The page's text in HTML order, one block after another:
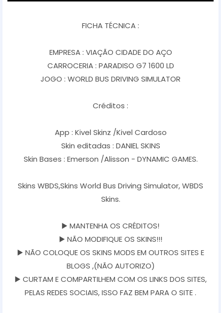
FICHA TÉCNICA :
EMPRESA : VIAÇÃO CIDADE DO AÇO
CARROCERIA : PARADISO G7 1600 LD
JOGO : WORLD BUS DRIVING SIMULATOR
Créditos :
App : Kivel Skinz /Kivel Cardoso
Skin editadas : DANIEL SKINS
Skin Bases : Emerson /Alisson - DYNAMIC GAMES.
Skins WBDS,Skins World Bus Driving Simulator, WBDS
Skins.
▶️ MANTENHA OS CRÉDITOS!
▶️ NÃO MODIFIQUE OS SKINS!!!
▶️ NÃO COLOQUE OS SKINS MODS EM OUTROS SITES E
BLOGS ,(NÃO AUTORIZO)
▶️ CURTAM E COMPARTILHEM COM OS LINKS DOS SITES,
PELAS REDES SOCIAIS, ISSO FAZ BEM PARA O SITE .